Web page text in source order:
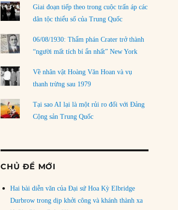
Giai đoạn tiếp theo trong cuộc trấn áp các
dân tộc thiểu số của Trung Quốc
06/08/1930: Thẩm phán Crater trở thành
“người mất tích bí ẩn nhất” New York
Về nhân vật Hoàng Văn Hoan và vụ
thanh trừng sau 1979
Tại sao AI lại là một rủi ro đối với Đảng
Cộng sản Trung Quốc
CHỦ ĐỀ MỚI
Hai bài diễn văn của Đại sứ Hoa Kỳ Elbridge
Durbrow trong dịp khởi công và khánh thành xa